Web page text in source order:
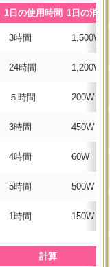
1日の使用時間 1日の消費
3時間 1,500W
24時間 1,200W
５時間 200W
3時間 450W
4時間 60W
5時間 500W
1時間 150W
計算